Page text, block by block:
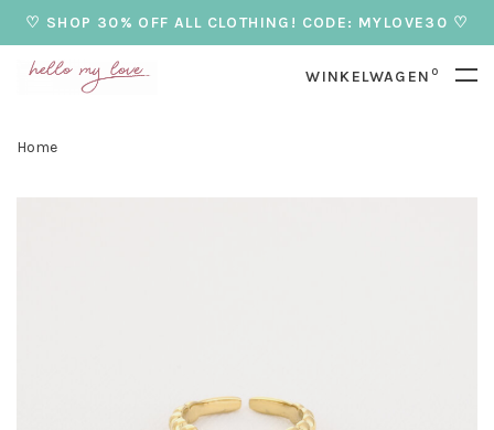
♡ SHOP 30% OFF ALL CLOTHING! CODE: MYLOVE30 ♡
WINKELWAGEN 0
Home